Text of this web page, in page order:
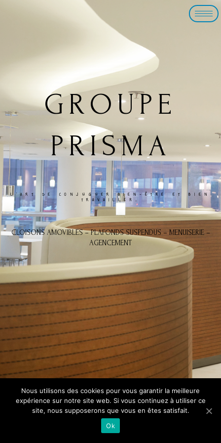
GROUPE
PRISMA
L’ART DE CONJUGUER BIEN-ÊTRE ET BIEN
TRAVAILLER.
CLOISONS AMOVIBLES – PLAFONDS SUSPENDUS – MENUISERIE –
AGENCEMENT
Nous utilisons des cookies pour vous garantir la meilleure
expérience sur notre site web. Si vous continuez à utiliser ce
site, nous supposerons que vous en êtes satisfait.
Ok